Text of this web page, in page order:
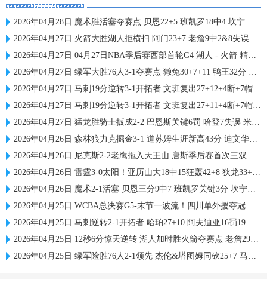
2026年04月28日 魔术胜活塞夺赛点 贝恩22+5 班凯罗18中4 坎宁安25+9+8失误
2026年04月27日 火箭大胜湖人拒横扫 阿门23+7 老詹9中2&8失误 艾顿19+10遭逐
2026年04月27日 04月27日NBA季后赛西部首轮G4 湖人 - 火箭 精彩镜头
2026年04月27日 绿军大胜76人3-1夺赛点 獭兔30+7+11 鸭王32分 大帝复出26+10
2026年04月27日 马刺19分逆转3-1开拓者 文班复出27+12+4断+7帽 福克斯28+6+7
2026年04月27日 马刺19分逆转3-1开拓者 文班复出27+11+4断+7帽 福克斯28+6+7
2026年04月27日 猛龙胜骑士扳成2-2 巴恩斯关键6罚 哈登7失误 米切尔24中6
2026年04月26日 森林狼力克掘金3-1 道苏姆生涯新高43分 迪文华子伤退 约基奇驱逐
2026年04月26日 尼克斯2-2老鹰拖入天王山 唐斯季后赛首次三双 库明加10中3
2026年04月26日 雷霆3-0太阳！亚历山大18中15狂轰42+8 狄龙33+7 布克16中6
2026年04月26日 魔术2-1活塞 贝恩三分9中7 班凯罗关键3分 坎宁安23中8+9失误
2026年04月25日 WCBA总决赛G5-末节一波流！四川单外援夺冠！李缘FMVP！
2026年04月25日 马刺逆转2-1开拓者 哈珀27+10 阿夫迪亚16罚19分 文班缺阵
2026年04月25日 12秒6分惊天逆转 湖人加时胜火箭夺赛点 老詹29+13 申京33+16
2026年04月25日 绿军险胜76人2-1领先 杰伦&塔图姆同砍25+7 马克西31投31分